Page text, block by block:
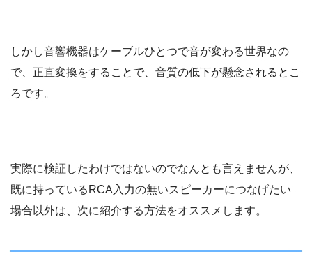
しかし音響機器はケーブルひとつで音が変わる世界なの
で、正直変換をすることで、音質の低下が懸念されるとこ
ろです。
実際に検証したわけではないのでなんとも言えませんが、
既に持っているRCA入力の無いスピーカーにつなげたい
場合以外は、次に紹介する方法をオススメします。